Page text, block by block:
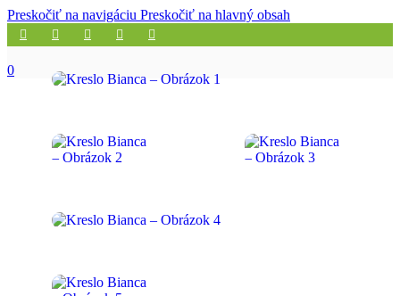
Preskočiť na navigáciu Preskočiť na hlavný obsah
0